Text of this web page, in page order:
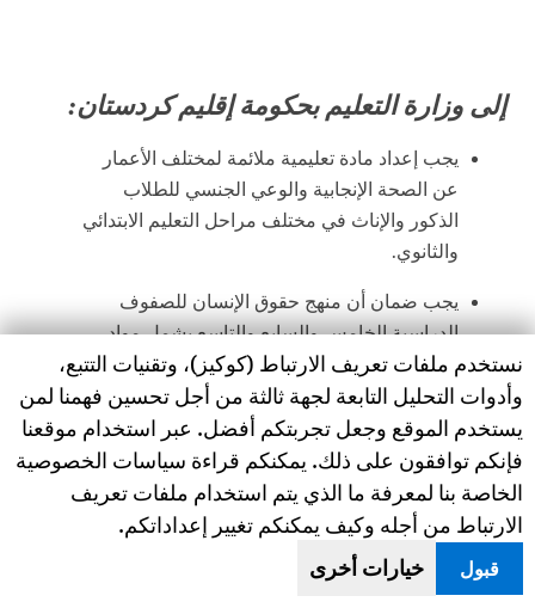
إلى وزارة التعليم بحكومة إقليم كردستان:
يجب إعداد مادة تعليمية ملائمة لمختلف الأعمار
عن الصحة الإنجابية والوعي الجنسي للطلاب
الذكور والإناث في مختلف مراحل التعليم الابتدائي
والثانوي.
يجب ضمان أن منهج حقوق الإنسان للصفوف
الدراسية الخامس والسابع والتاسع يشمل مواد
ملائمة عن حقوق النساء والفتيات الإنسانية، بما
في ذلك معلومات عن الآثار الضارة لتشويه
الأعضاء التناسلية الأنثوية.
يجب إجراء التدريب للمعلمين بشأن الصحة
الإنجابية وتشويه الأعضاء التناسلية الأنثوية، بما في
ذلك الآثار الصحية وكيفية تعليم الطلاب هذه المادة.
تمكين المعلمين والمدارس من توفير الدعم اللازم
Human Rights Watch cookie preferences
نستخدم ملفات تعريف الارتباط (كوكيز)، وتقنيات التتبع،
وأدوات التحليل التابعة لجهة ثالثة من أجل تحسين فهمنا لمن
يستخدم الموقع وجعل تجربتكم أفضل. عبر استخدام موقعنا
فإنكم توافقون على ذلك. يمكنكم قراءة سياسات الخصوصية
الخاصة بنا لمعرفة ما الذي يتم استخدام ملفات تعريف
الارتباط من أجله وكيف يمكنكم تغيير إعداداتكم.
قبول خيارات أخرى